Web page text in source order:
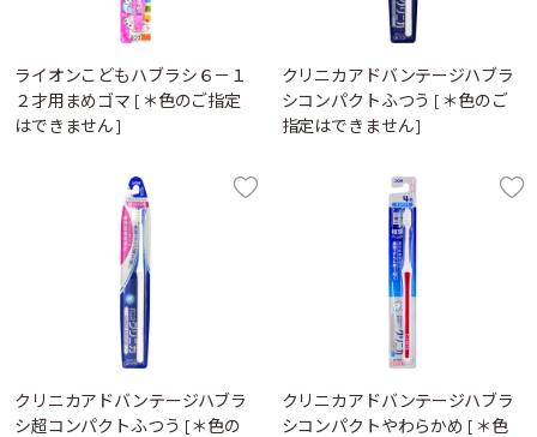
ライオンこどもハブラシ６－１
２才用まめゴマ [＊色のご指定
はできません]
クリニカアドバンテージハブラ
シコンパクトふつう [＊色のご
指定はできません]
クリニカアドバンテージハブラ
シ超コンパクトふつう [＊色の
クリニカアドバンテージハブラ
シコンパクトやわらかめ [＊色